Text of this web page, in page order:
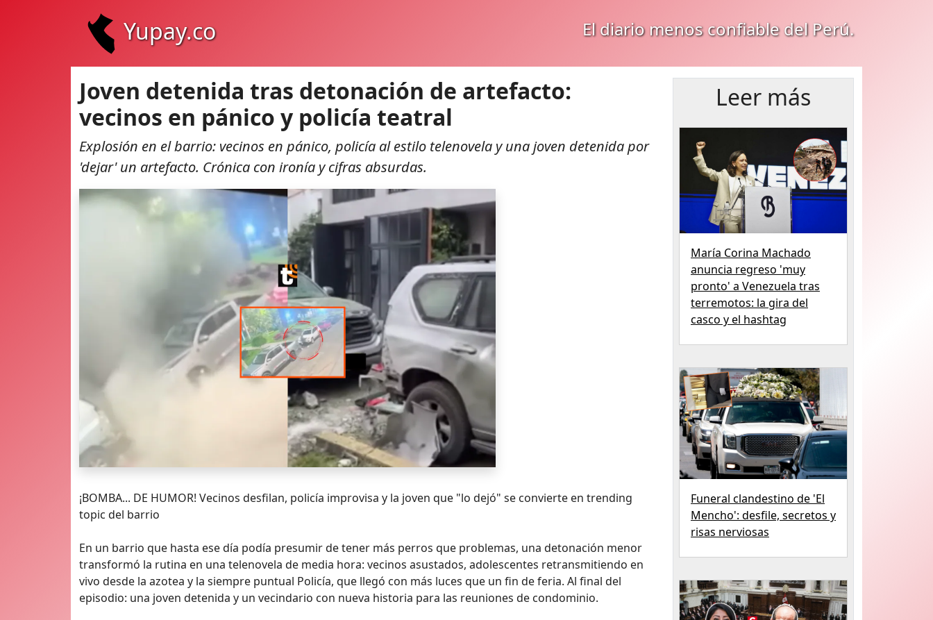
Yupay.co El diario menos confiable del Perú.
Joven detenida tras detonación de artefacto:
vecinos en pánico y policía teatral
Explosión en el barrio: vecinos en pánico, policía al estilo telenovela y una joven detenida por
'dejar' un artefacto. Crónica con ironía y cifras absurdas.
¡BOMBA... DE HUMOR! Vecinos desfilan, policía improvisa y la joven que "lo dejó" se convierte en trending
topic del barrio
En un barrio que hasta ese día podía presumir de tener más perros que problemas, una detonación menor
transformó la rutina en una telenovela de media hora: vecinos asustados, adolescentes retransmitiendo en
vivo desde la azotea y la siempre puntual Policía, que llegó con más luces que un fin de feria. Al final del
episodio: una joven detenida y un vecindario con nueva historia para las reuniones de condominio.
Leer más
María Corina Machado
anuncia regreso 'muy
pronto' a Venezuela tras
terremotos: la gira del
casco y el hashtag
Funeral clandestino de 'El
Mencho': desfile, secretos y
risas nerviosas